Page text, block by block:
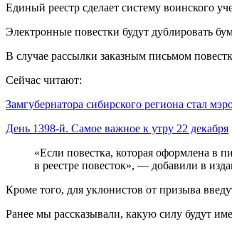
Единый реестр сделает систему воинского
Электронные повестки будут дублировать
В случае рассылки заказным письмом
Сейчас читают:
Замгубернатора сибирского региона стал
День 1398-й. Самое важное к утру 22 декабря
«Если повестка, которая оформлена в
в реестре повесток», — добавили в
Кроме того, для уклонистов от призыва
Ранее мы рассказывали, какую силу будут